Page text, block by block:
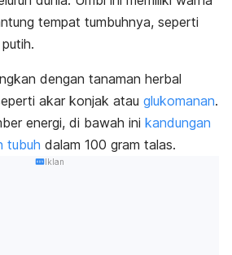
tempat tumbuhnya, seperti
dengan tanaman herbal
akar konjak atau glukomanan.
energi, di bawah ini kandungan
tubuh dalam 100 gram talas.
Iklan